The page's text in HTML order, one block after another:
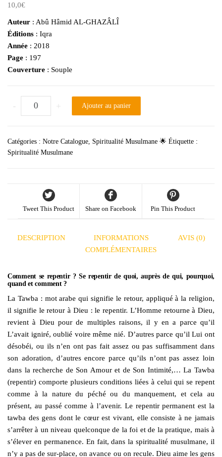
10,0€
Auteur : Abû Hâmid AL-GHAZÂLÎ
Éditions : Iqra
Année : 2018
Page : 197
Couverture : Souple
- quantité de Comment se repentir ?
+ Ajouter au panier
Catégories : Notre Catalogue Spiritualité Musulmane 🌟 Étiquette :
Spiritualité Musulmane
Tweet This Product Share on Facebook Pin This Product
DESCRIPTION
INFORMATIONS
COMPLÉMENTAIRES
AVIS (0)
Comment se repentir ? Se repentir de quoi, auprès de qui, pourquoi,
quand et comment ?
La Tawba : mot arabe qui signifie le retour, appliqué à la religion,
il signifie le retour à Dieu : le repentir. L’Homme retourne à Dieu,
revient à Dieu pour de multiples raisons, il y en a parce qu’il
L’avait igniré, oublié voire même nié. D’autres parce qu’il Lui ont
désobéi, ou ils n’en ont pas fait assez ou pas suffisamment dans
son adoration, d’autres encore parce qu’ils n’ont pas assez loin
dans la recherche de Son Amour et de Son Intimité,… La Tawba
(repentir) comporte plusieurs conditions liées à celui qui se repent
comme à la nature du péché ou du manquement, et cela au
présent, au passé comme à l’avenir. Le repentir permanent est la
tawba des gens dont le cœur est vivant, elle consiste à ne jamais
s’arrêter à un niveau quelconque de la foi et de la pratique, mais à
s’élever en permanence. En fait, dans la spiritualité musulmane, il
n’y a pas de sur-place, on avance ou on recule. Dieu aime les gens